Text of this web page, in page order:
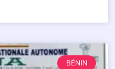
BÉNIN